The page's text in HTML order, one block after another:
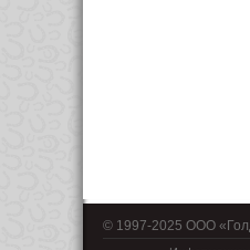
© 1997-2025 OOO